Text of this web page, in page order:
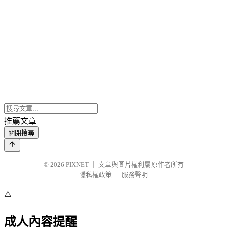
推薦文章
關閉搜尋
© 2026 PIXNET
文章與圖片權利屬原作者所有
隱私權政策
服務聲明
⚠️
成人內容提醒